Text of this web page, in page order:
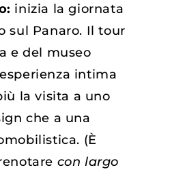
inizia la giornata
sul Panaro. Il tour
e del museo
intima
la visita a uno
che a una
(È
con largo